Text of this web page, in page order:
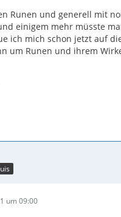
Runen und generell mit
einigem mehr müsste
ich mich schon jetzt auf
um Runen und ihrem
um 09:00